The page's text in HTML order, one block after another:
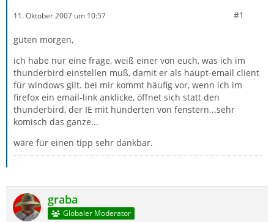
11. Oktober 2007 um 10:57 #1
guten morgen,
ich habe nur eine frage, weiß einer von euch, was ich im
thunderbird einstellen muß, damit er als haupt-email client
für windows gilt. bei mir kommt häufig vor, wenn ich im
firefox ein email-link anklicke, öffnet sich statt den
thunderbird, der IE mit hunderten von fenstern...sehr
komisch das ganze...
wäre für einen tipp sehr dankbar.
graba
Globaler Moderator